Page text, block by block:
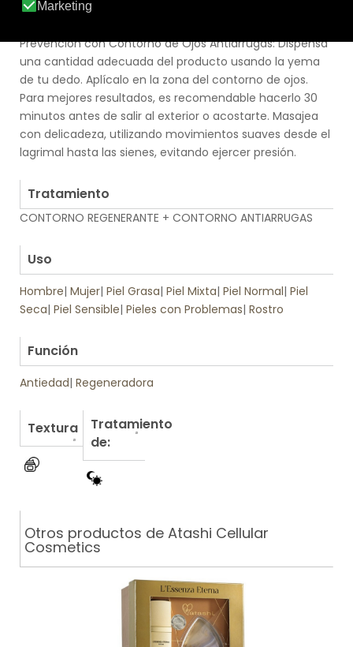
hacia fuera. A continuación, prosigue con la aplicación
Prevención con Contorno de Ojos Antiarrugas: Dispensa
una cantidad adecuada del producto usando la yema
de tu dedo. Aplícalo en la zona del contorno de ojos.
Para mejores resultados, es recomendable hacerlo 30
minutos antes de salir al exterior o acostarte. Masajea
con delicadeza, utilizando movimientos suaves desde el
lagrimal hasta las sienes, evitando ejercer presión.
Tratamiento
CONTORNO REGENERANTE + CONTORNO ANTIARRUGAS
Uso
Hombre| Mujer| Piel Grasa| Piel Mixta| Piel Normal| Piel
Seca| Piel Sensible| Pieles con Problemas| Rostro
Función
Antiedad| Regeneradora
Textura
Tratamiento
de:
Otros productos de Atashi Cellular
Cosmetics